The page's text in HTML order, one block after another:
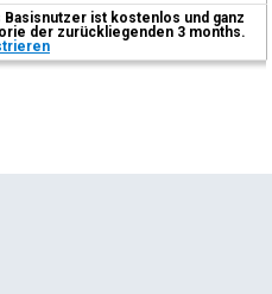
ist kostenlos und ganz
der zurückliegenden 3 months.